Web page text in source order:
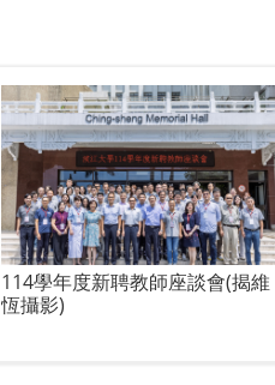
114學年度新聘教師座談會(揭維
恆攝影)